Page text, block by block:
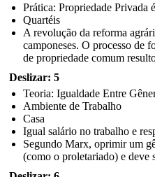
Prática: Propriedade Privada
Quartéis
A revolução da reforma
camponeses. O processo de
de propriedade comum
Deslizar: 5
Teoria: Igualdade Entre
Ambiente de Trabalho
Casa
Igual salário no trabalho e
Segundo Marx, oprimir um
(como o proletariado) e deve